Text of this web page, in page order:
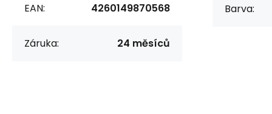
EAN: 4260149870568
Záruka: 24 měsíců
Barva: